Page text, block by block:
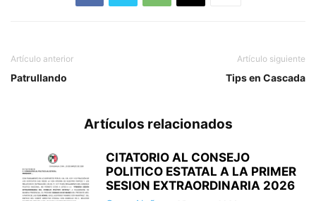
Artículo anterior
Patrullando
Artículo siguiente
Tips en Cascada
Artículos relacionados
CITATORIO AL CONSEJO
POLITICO ESTATAL A LA PRIMER
SESION EXTRAORDINARIA 2026